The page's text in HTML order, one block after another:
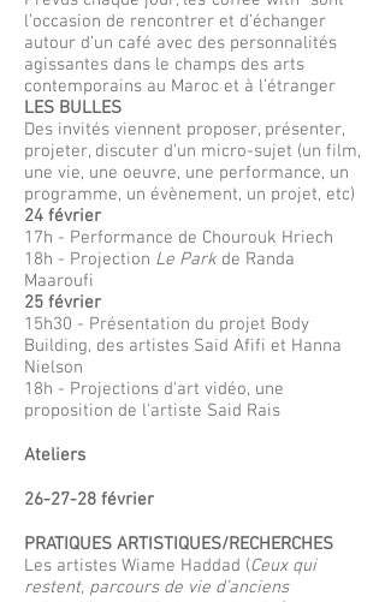
l’occasion de rencontrer et d’échanger
autour d’un café avec des personnalités
agissantes dans le champs des arts
contemporains au Maroc et à l’étranger
LES BULLES
Des invités viennent proposer, présenter,
projeter, discuter d’un micro-sujet (un film,
une vie, une oeuvre, une performance, un
programme, un évènement, un projet, etc)
24 février
17h - Performance de Chourouk Hriech
18h - Projection Le Park de Randa
Maaroufi
25 février
15h30 - Présentation du projet Body
Building, des artistes Said Afifi et Hanna
Nielson
18h - Projections d'art vidéo, une
proposition de l'artiste Said Rais
Ateliers
26-27-28 février
PRATIQUES ARTISTIQUES/RECHERCHES
Les artistes Wiame Haddad (Ceux qui
restent, parcours de vie d’anciens